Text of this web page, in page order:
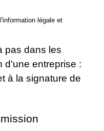
légale et
pas dans les
d'une entreprise :
à la signature de